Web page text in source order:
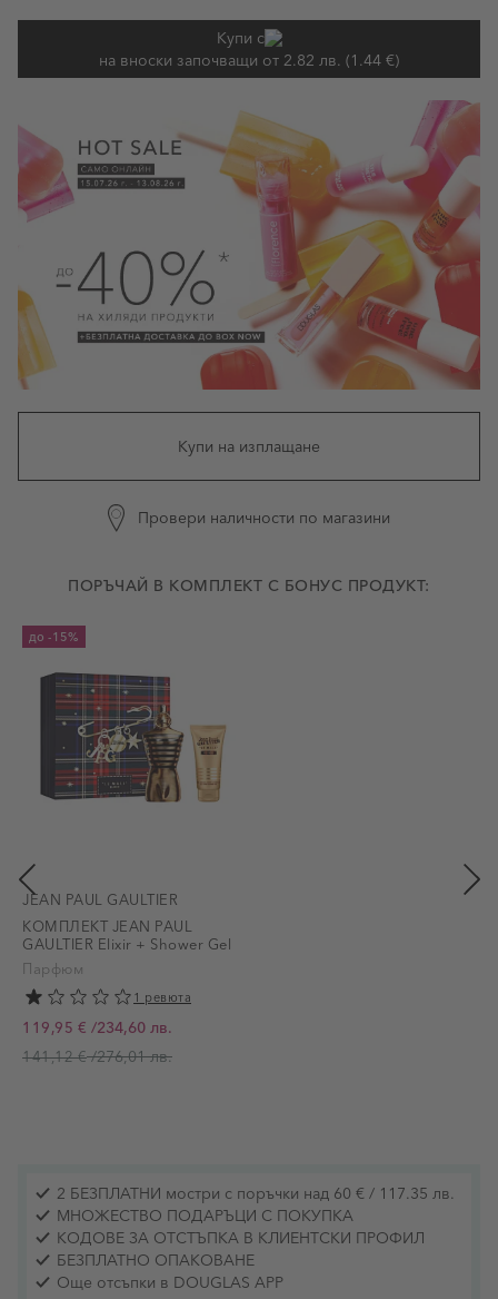
Купи с
на вноски започващи от 2.82 лв. (1.44 €)
Купи на изплащане
Провери наличности по магазини
ПОРЪЧАЙ В КОМПЛЕКТ С БОНУС ПРОДУКТ:
до -15%
JEAN PAUL GAULTIER
КОМПЛЕКТ JEAN PAUL
GAULTIER Elixir + Shower Gel
Парфюм
1 ревюта
Промо цена
119,95 € /234,60 лв.
141,12 €/276,01 лв.
2 БЕЗПЛАТНИ мостри с поръчки над 60 € / 117.35 лв.
МНОЖЕСТВО ПОДАРЪЦИ С ПОКУПКА
КОДОВЕ ЗА ОТСТЪПКА В КЛИЕНТСКИ ПРОФИЛ
БЕЗПЛАТНО ОПАКОВАНЕ
Още отсъпки в DOUGLAS APP